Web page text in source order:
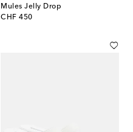
Mules Jelly Drop
CHF 450
original price